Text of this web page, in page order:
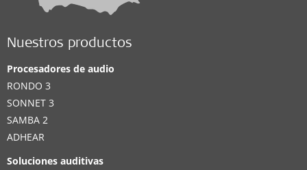
Nuestros productos
Procesadores de audio
RONDO 3
SONNET 3
SAMBA 2
ADHEAR
Soluciones auditivas